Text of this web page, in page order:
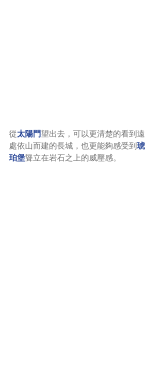
從太陽門望出去，可以更清楚的看到遠
處依山而建的長城，也更能夠感受到琥
珀堡聳立在岩石之上的威壓感。